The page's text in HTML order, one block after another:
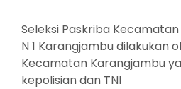
Seleksi Paskriba
N 1 Karangjambu dilakukan
Kecamatan Karangjambu
kepolisian dan TNI